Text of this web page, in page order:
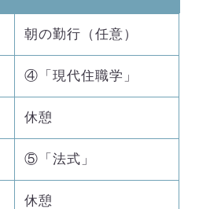
朝の勤行（任意）
④「現代住職学」
休憩
⑤「法式」
休憩